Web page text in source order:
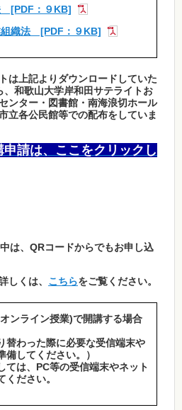
[PDF：９KB]
組織法 [PDF：９KB]
は上記よりダウンロードしていた
、和歌山大学岸和田サテライトお
ンター・図書館・南海浪切ホール
立各公民館等での配布をしていま
請は、ここをクリックし
は、QRコードからでもお申し込
しくは、 こちらをご覧ください。
ンライン授業)で開講する場合
替わった際に必要な受信端末や
してください。）
は、PC等の受信端末やネット
ださい。